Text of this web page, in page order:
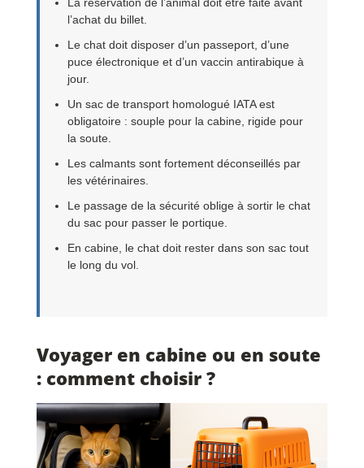
l’achat du billet.
Le chat doit disposer d’un passeport, d’une
puce électronique et d’un vaccin antirabique à
jour.
Un sac de transport homologué IATA est
obligatoire : souple pour la cabine, rigide pour
la soute.
Les calmants sont fortement déconseillés par
les vétérinaires.
Le passage de la sécurité oblige à sortir le chat
du sac pour passer le portique.
En cabine, le chat doit rester dans son sac tout
le long du vol.
Voyager en cabine ou en soute
: comment choisir ?